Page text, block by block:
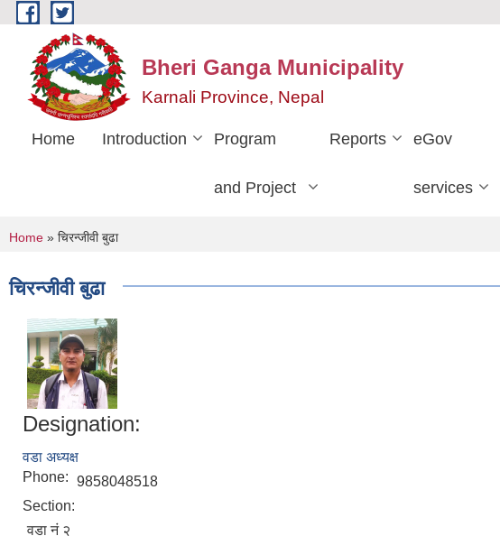
Skip to main content
Bheri Ganga Municipality
Karnali Province, Nepal
Home Introduction Program
and Project
Reports eGov
services
You are here
Home » चिरन्जीवी बुढा
चिरन्जीवी बुढा
Designation:
वडा अध्यक्ष
Phone: 9858048518
Section:
वडा नं २